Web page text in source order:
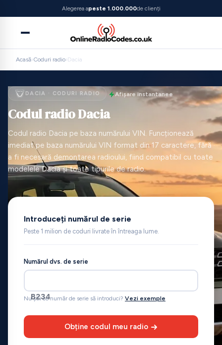
Alegerea apeste 1.000.000de clienți
Acasă›Coduri radio›Dacia
DACIA · CODURI RADIO Afișare instantanee
Codul radio Dacia
Codul radio Dacia pe baza numărului VIN. Funcționează
imediat pe baza numărului VIN format din 17 caractere, fără
a fi necesară demontarea radioului, fiind compatibil cu toate
modelele Dacia și toate tipurile de radio.
Introduceți numărul de serie
Peste 1 milion de coduri livrate în întreaga lume.
Numărul dvs. de serie
B234
Nu știi ce număr de serie să introduci? Vezi exemple
Obține codul meu radio